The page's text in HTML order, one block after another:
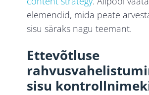
elemendid, mida peate
sisu säraks nagu teemant.
Ettevõtluse
sisu